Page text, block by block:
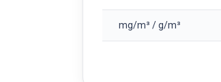
mg/m³ / g/m³